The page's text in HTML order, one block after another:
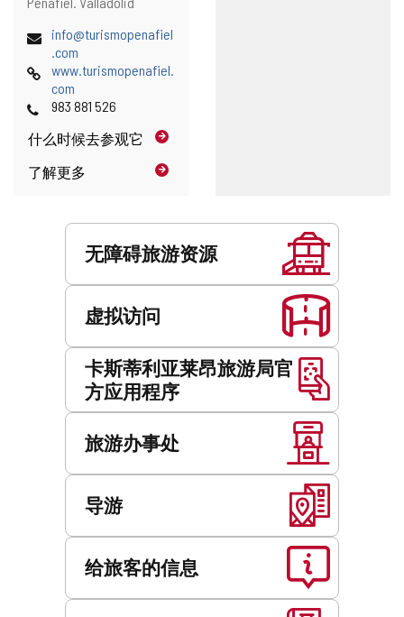
址
电
子
邮
地
info@turismopenafiel
.com
打
邮
客
端
网
www.turismopenafiel.
com
电
983 881 526
什么时候去参观它
了解更多
无障碍旅游资源
虚拟访问
卡斯蒂利亚莱昂旅游局官
方应用程序
旅游办事处
导游
给旅客的信息